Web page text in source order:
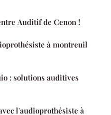
Auditif de Cenon !
à montreuil
: solutions auditives
l'audioprothésiste à